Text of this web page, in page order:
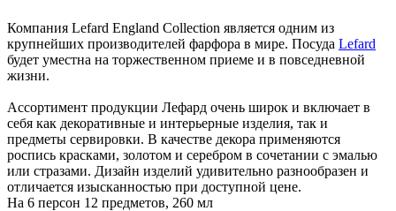
Компания Lefard England Collection является одним из
крупнейших производителей фарфора в мире. Посуда Lefard
будет уместна на торжественном приеме и в повседневной
жизни.
Ассортимент продукции Лефард очень широк и включает в
себя как декоративные и интерьерные изделия, так и
предметы сервировки. В качестве декора применяются
роспись красками, золотом и серебром в сочетании с эмалью
или стразами. Дизайн изделий удивительно разнообразен и
отличается изысканностью при доступной цене.
На 6 персон 12 предметов, 260 мл